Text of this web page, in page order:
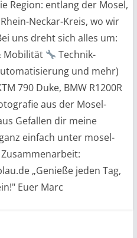
Region: entlang der Mosel,
Neckar-Kreis, wo wir
uns dreht sich alles um:
Mobilität
Technik-
und mehr)
790 Duke, BMW R1200R
aus der Mosel-
Gefallen dir meine
einfach unter mosel-
„Genieße jeden Tag,
Euer Marc